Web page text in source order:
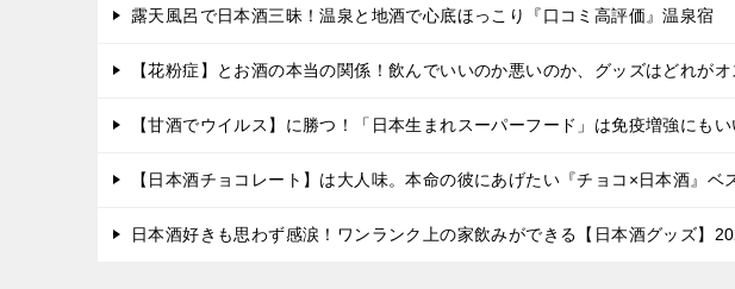
露天風呂で日本酒三昧！温泉と地酒で心底ほっこり『口コミ高評価』温泉宿
【花粉症】とお酒の本当の関係！飲んでいいのか悪いのか、グッズはどれが
【甘酒でウイルス】に勝つ！「日本生まれスーパーフード」は免疫増強にも
【日本酒チョコレート】は大人味。本命の彼にあげたい『チョコ×日本酒』ベ
日本酒好きも思わず感涙！ワンランク上の家飲みができる【日本酒グッズ】